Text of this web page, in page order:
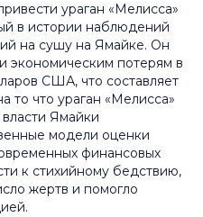
ураган «Мелисса»
в истории наблюдений
на сушу на Ямайке. Он
экономическим потерям в
США, что составляет
то что ураган «Мелисса»
Ямайки
модели оценки
финансовых
к стихийному бедствию,
жертв и помогло